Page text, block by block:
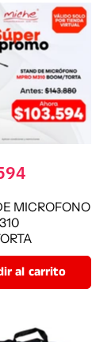
MICROFONO
al carrito